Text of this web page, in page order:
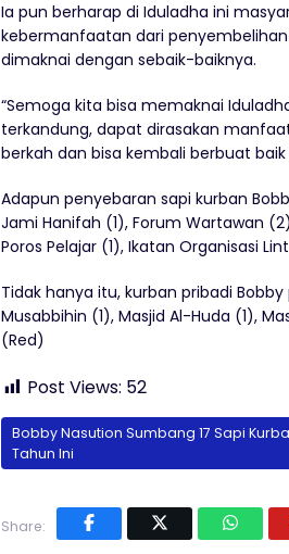
Ia pun berharap di Iduladha ini
kebermanfaatan dari
dimaknai dengan sebaik-baiknya.
“Semoga kita bisa memaknai
terkandung, dapat dirasakan
berkah dan bisa kembali berbuat
Adapun penyebaran sapi kurban
Jami Hanifah (1), Forum Wartawan
Poros Pelajar (1), Ikatan Organisasi
Tidak hanya itu, kurban pribadi
Musabbihin (1), Masjid Al-Huda (1),
(Red)
Post Views: 52
Bobby Nasution Sumbang 17 Sapi
Tahun Ini
Share: